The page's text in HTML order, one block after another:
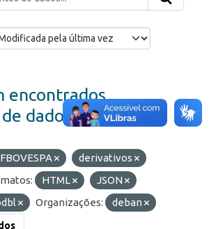
encontrados
dados
derivativos
HTML
JSON
Organizações: deban